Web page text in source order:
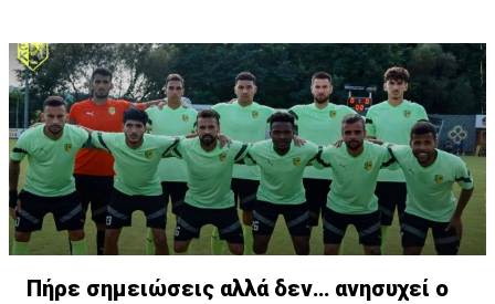
άριστη τοποθέτηση σε όλο τον χώρο του κέντρου.
Πήρε σημειώσεις αλλά δεν… ανησυχεί ο